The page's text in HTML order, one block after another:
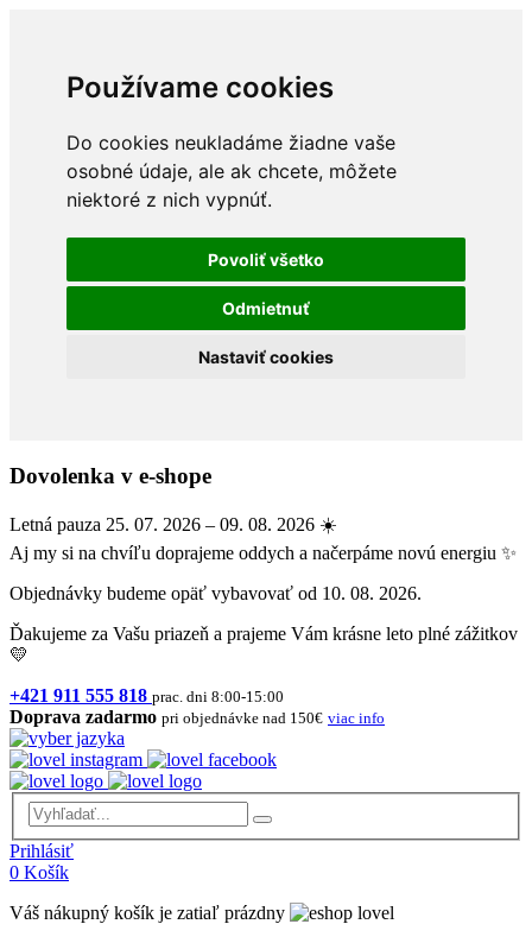
Používame cookies
Do cookies neukladáme žiadne vaše
osobné údaje, ale ak chcete, môžete
niektoré z nich vypnúť.
Povoliť všetko
Odmietnuť
Nastaviť cookies
Dovolenka v e-shope
Letná pauza 25. 07. 2026 – 09. 08. 2026 ☀️
Aj my si na chvíľu doprajeme oddych a načerpáme novú energiu ✨
Objednávky budeme opäť vybavovať od 10. 08. 2026.
Ďakujeme za Vašu priazeň a prajeme Vám krásne leto plné zážitkov
💛
+421 911 555 818 prac. dni 8:00-15:00
Doprava zadarmo pri objednávke nad 150€ viac info
Prihlásiť
0 Košík
Váš nákupný košík je zatiaľ prázdny